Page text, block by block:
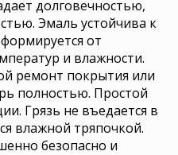
долговечностью,
Эмаль устойчива к
от
и влажности.
ремонт покрытия или
полностью. Простой
Грязь не въедается в
влажной тряпочкой.
безопасно и